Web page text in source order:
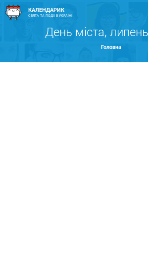
КАЛЕНДАРИК
СВЯТА ТА ПОДІЇ В УКРАЇНІ
День міста,
Головна